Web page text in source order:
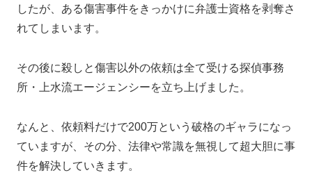
したが、ある傷害事件をきっかけに弁護士資格を剥奪さ
れてしまいます。
その後に殺しと傷害以外の依頼は全て受ける探偵事務
所・上水流エージェンシーを立ち上げました。
なんと、依頼料だけで200万という破格のギャラになっ
ていますが、その分、法律や常識を無視して超大胆に事
件を解決していきます。